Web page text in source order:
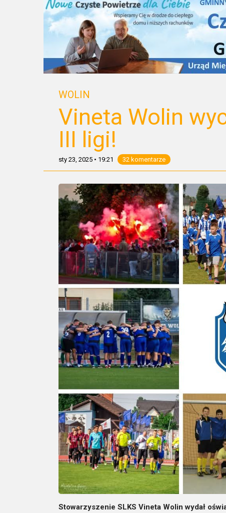
WOLIN
Vineta Wolin
III ligi!
sty 23, 2025 • 19:21 32 komentarze
Stowarzyszenie SLKS Vineta Wolin wydał